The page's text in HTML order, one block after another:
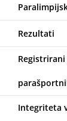
Rezultati
Integriteta